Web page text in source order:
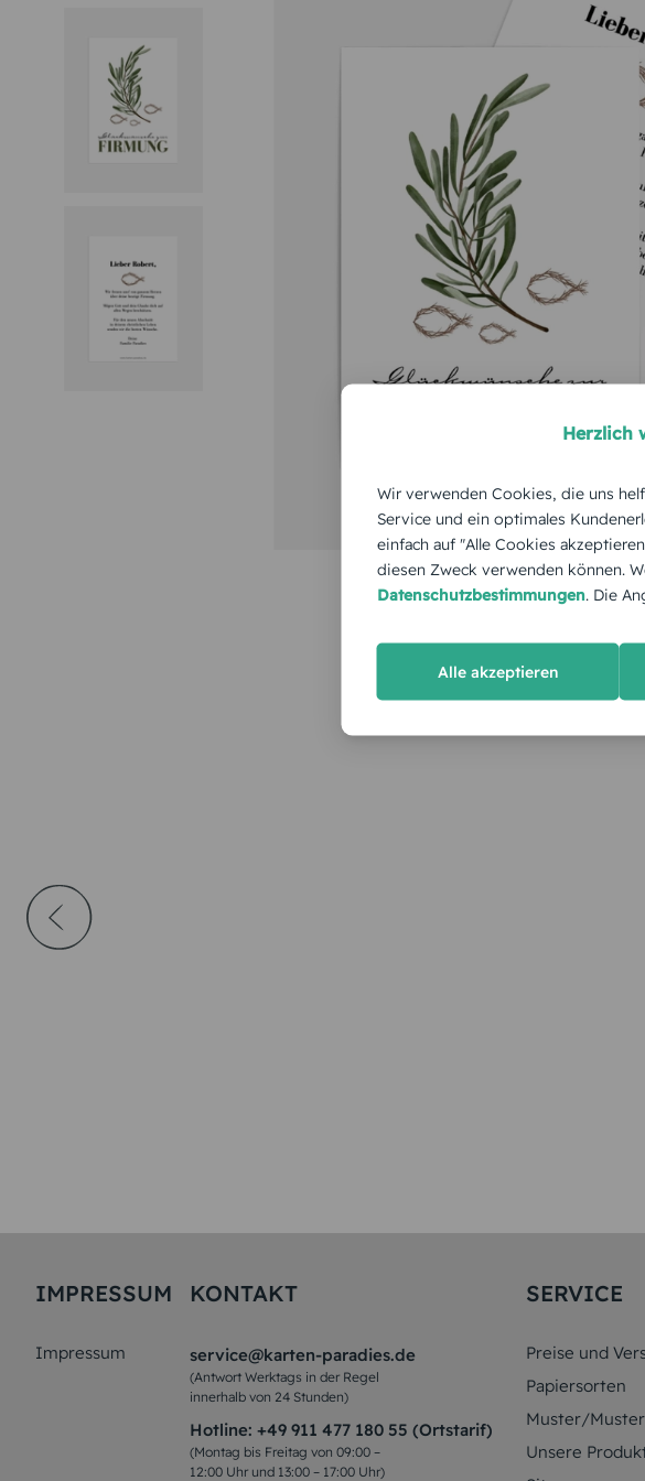
IMPRESSUM
Impressum
KONTAKT
service@karten-paradies.de
(Antwort Werktags in der Regel
innerhalb von 24 Stunden)
Hotline: +49 911 477 180 55 (Ortstarif)
(Montag bis Freitag von 09:00 –
12:00 Uhr und 13:00 – 17:00 Uhr)
SERVICE
Preise und
Papiersorten
Muster/
Unsere
Herzlich
Wir verwenden Cookies, die uns
Service und ein optimales
einfach auf "Alle Cookies
diesen Zweck verwenden können.
Datenschutzbestimmungen. Die
Alle akzeptieren